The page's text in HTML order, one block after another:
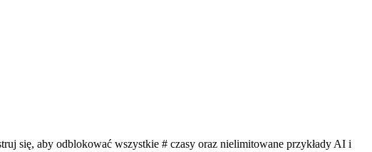
się, aby odblokować wszystkie # czasy oraz nielimitowane przykłady AI i